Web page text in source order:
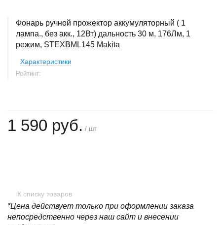
Фонарь ручной прожектор аккумуляторный ( 1
лампа., без акк., 12Вт) дальность 30 м, 176Лм, 1
режим, STEXBML145 Makita
Характеристики
Рейтинг:
1 590 руб. / шт
К списку товаров
*Цена действует только при оформлении заказа
непосредственно через наш сайт и внесении